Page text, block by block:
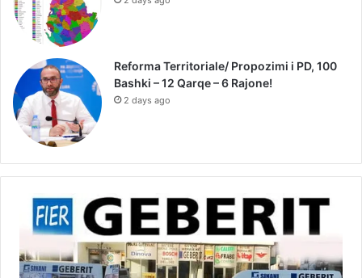
Reforma Territoriale/ Propozimi i PD, 100
Bashki – 12 Qarqe – 6 Rajone!
2 days ago